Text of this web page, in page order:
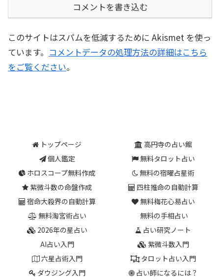
コメントを書き込む
このサイトはスパムを低減するために Akismet を使っ
ています。 コメントデータの処理方法の詳細はこちら
をご覧ください。
トップページ
高円寺の占い館
個人鑑定
無料タロット占い
ホロスコープ無料作成
無料の宿曜占星術
紫微斗数の命盤作成
四柱推命の自動計算
宿命大殺界の自動計算
無料梅花心易占い
無料淘宮術占い
無料の手相占い
2026年の星占い
占い研究ノート
AI占い入門
紫微斗数入門
六星占術入門
タロット占い入門
ダウジング入門
占い師になるには？